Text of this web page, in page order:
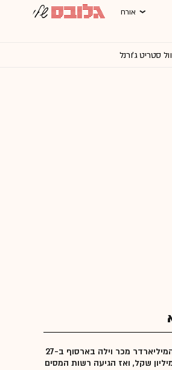
אורח
וול סטריט ג'ורנל
המיליארדר מכר וילה בארסוף ב-27
שקל, ואז הגיעה רשות המסים